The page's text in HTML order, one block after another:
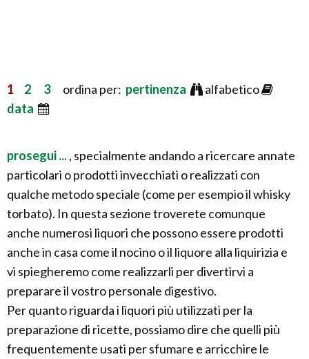
1 2 3ordina per: pertinenza
alfabetico
data
prosegui ..., specialmente andando a ricercare annate
particolari o prodotti invecchiati o realizzati con
qualche metodo speciale (come per esempio il whisky
torbato). In questa sezione troverete comunque
anche numerosi liquori che possono essere prodotti
anche in casa come il nocino o il liquore alla liquirizia e
vi spiegheremo come realizzarli per divertirvi a
preparare il vostro personale digestivo.
Per quanto riguarda i liquori più utilizzati per la
preparazione di ricette, possiamo dire che quelli più
frequentemente usati per sfumare e arricchire le